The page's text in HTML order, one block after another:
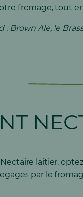
fromage, tout
: Brown Ale, le
laitier,
par le